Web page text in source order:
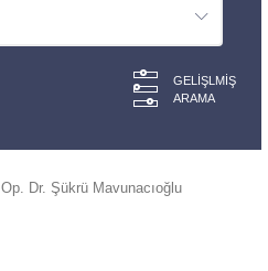
GELIŞLMIŞ
ARAMA
Op. Dr. Şükrü Mavunacıoğlu